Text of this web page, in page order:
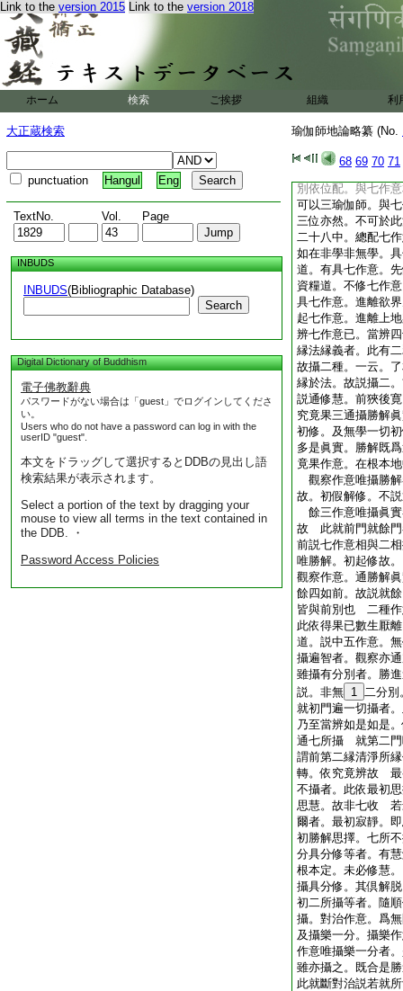
Link to the version 2015 Link to the version 2018
ホーム 検索 ご挨拶 組織 利
大正蔵検索
punctuation Hangul Eng
TextNo. Vol. Page
INBUDS
INBUDS(Bibliographic Database)
Search
Digital Dictionary of Buddhism
電子佛教辭典
パスワードがない場合は「guest」でログインしてくださ
い。
Users who do not have a password can log in with the
userID "guest".
本文をドラッグして選択するとDDBの見出し語
検索結果が表示されます。
Select a portion of the text by dragging your
mouse to view all terms in the text contained in
the DDB. ・
Password Access Policies
瑜伽師地論略纂 (No.
68 69 70 71
能觸證心一境性。
證得所修作意。於
習。了相作意。已
已善修習。度作意
師。二十八又説。
擇分。名已習行。
了相在解脱。次五
意。在諦現觀後。
有學等三。相攝文
別依位配。與七作
可以三瑜伽師。與
三位亦然。不可於
二十八中。總配七
如在非學非無學。
道。有具七作意。
資糧道。不修七作
具七作意。進離欲
起七作意。進離上
辨七作意已。當辨
縁法縁義者。此有
故攝二種。一云。
縁於法。故説攝二
説通修慧。前狹後
究竟果三通攝勝解
初修。及無學一切
多是眞實。勝解既
竟果作意。在根本
觀察作意唯攝勝
故。初假解修。不
餘三作意唯攝眞
故 此就前門就餘門
前説七作意相與二
唯勝解。初起修故
觀察作意。通勝解
餘四如前。故説就
皆與前別也 二種作
此依得果已數生厭
道。説中五作意。
攝遍智者。觀察亦
雖攝有分別者。勝
説。非無 1 二分
就初門遍一切攝者
乃至當辨如是如是
通七所攝 就第二門
謂前第二縁清淨所
轉。依究竟辨故 最
不攝者。此依最初
思慧。故非七收 若
爾者。最初寂靜。
初勝解思擇。七所
分具分修等者。有
根本定。未必修慧
攝具分修。其倶解
初二所攝等者。隨
攝。對治作意。爲
及攝樂一分。攝樂
作意唯攝樂一分者
雖亦攝之。既合是
此就斷對治説若就